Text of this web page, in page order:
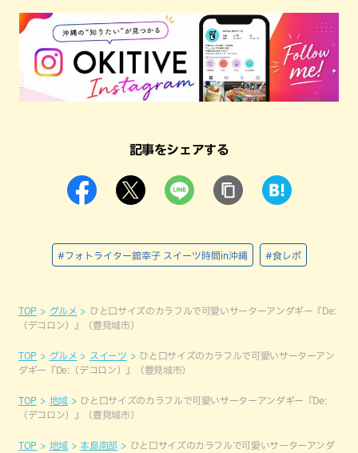
記事をシェアする
#フォトライター舘幸子 スイーツ時間in沖縄 #食レポ
TOP グルメ
ひと口サイズのカラフルで可愛いサーターアンダギー『De:
（デコロン）』（豊見城市）
TOP グルメ スイーツ
ひと口サイズのカラフルで可愛いサーターアン
ダギー『De:（デコロン）』（豊見城市）
TOP 地域
ひと口サイズのカラフルで可愛いサーターアンダギー『De:
（デコロン）』（豊見城市）
TOP 地域 本島南部
ひと口サイズのカラフルで可愛いサーターアンダ